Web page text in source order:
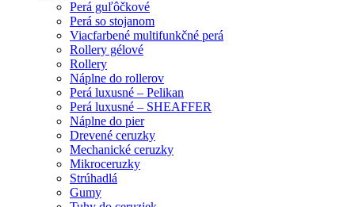
Perá guľôčkové
Perá so stojanom
Viacfarbené multifunkčné perá
Rollery gélové
Rollery
Náplne do rollerov
Perá luxusné – Pelikan
Perá luxusné – SHEAFFER
Náplne do pier
Drevené ceruzky
Mechanické ceruzky
Mikroceruzky
Strúhadlá
Gumy